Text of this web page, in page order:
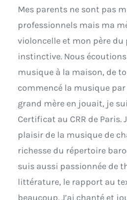
Mes parents ne sont pas
professionnels mais ma
violoncelle et mon père du
instinctive. Nous
musique à la maison, de
commencé la musique
grand mère en jouait, je
Certificat au CRR de Paris.
plaisir de la musique de
richesse du répertoire
suis aussi passionnée de
littérature, le rapport au
beaucoup. J’ai chanté et